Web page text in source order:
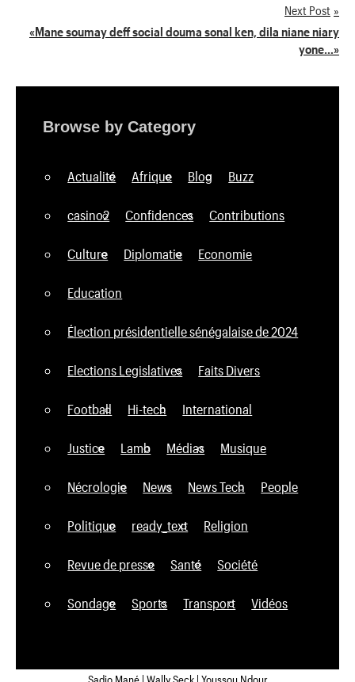
Next Post
«Mane soumay deff social douma sonal ken, dila niane niary
yone…»
Browse by Category
Actualité Afrique Blog Buzz
casino2 Confidences Contributions
Culture Diplomatie Economie
Education
Élection présidentielle sénégalaise de 2024
Elections Legislatives Faits Divers
Football Hi-tech International
Justice Lamb Médias Musique
Nécrologie News News Tech People
Politique ready_text Religion
Revue de presse Santé Société
Sondage Sports Transport Vidéos